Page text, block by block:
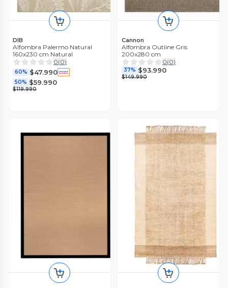
DIB
Alfombra Palermo Natural
160x230 cm Natural
0(0)
60% $47.990
50% $59.990
$119.990
Cannon
Alfombra Outline Gris
200x280 cm
0(0)
37% $93.990
$149.990